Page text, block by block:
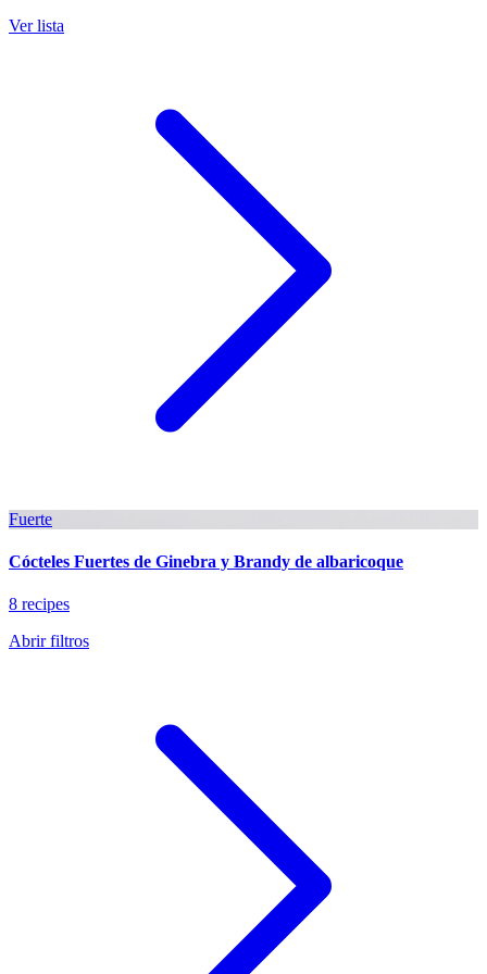
Ver lista
Fuerte
Cócteles Fuertes de Ginebra y Brandy de albaricoque
8 recipes
Abrir filtros